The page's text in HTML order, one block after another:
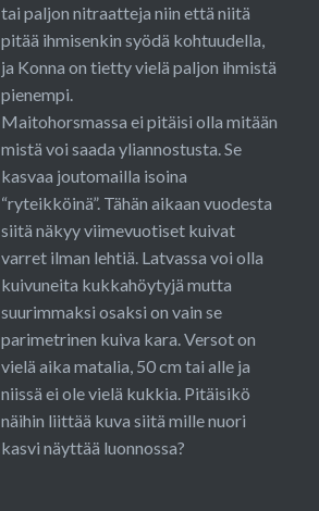
tai paljon nitraatteja niin että niitä
pitää ihmisenkin syödä kohtuudella,
ja Konna on tietty vielä paljon ihmistä
pienempi.
Maitohorsmassa ei pitäisi olla mitään
mistä voi saada yliannostusta. Se
kasvaa joutomailla isoina
“ryteikköinä”. Tähän aikaan vuodesta
siitä näkyy viimevuotiset kuivat
varret ilman lehtiä. Latvassa voi olla
kuivuneita kukkahöytyjä mutta
suurimmaksi osaksi on vain se
parimetrinen kuiva kara. Versot on
vielä aika matalia, 50 cm tai alle ja
niissä ei ole vielä kukkia. Pitäisikö
näihin liittää kuva siitä mille nuori
kasvi näyttää luonnossa?